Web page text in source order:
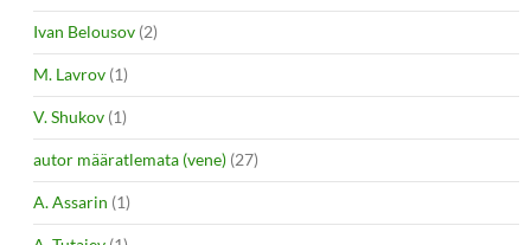
Ivan Belousov (2)
M. Lavrov (1)
V. Shukov (1)
autor määratlemata (vene) (27)
A. Assarin (1)